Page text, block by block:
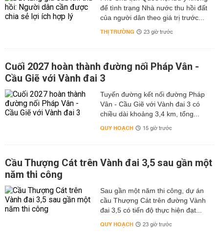
để tình trạng Nhà nước thu hồi đất
của người dân theo giá trị trước...
THỊ TRƯỜNG 23 giờ trước
Cuối 2027 hoàn thành đường nối Pháp Vân -
Cầu Giẽ với Vành đai 3
Tuyến đường kết nối đường Pháp
Vân - Cầu Giẽ với Vành đai 3 có
chiều dài khoảng 3,4 km, tổng...
QUY HOẠCH 15 giờ trước
Cầu Thượng Cát trên Vành đai 3,5 sau gần một
năm thi công
Sau gần một năm thi công, dự án
cầu Thượng Cát trên đường Vành
đai 3,5 có tiến độ thực hiện đạt...
QUY HOẠCH 23 giờ trước